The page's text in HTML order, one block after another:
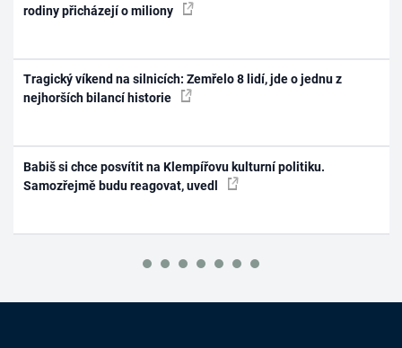
rodiny přicházejí o miliony
Tragický víkend na silnicích: Zemřelo 8 lidí, jde o jednu z
nejhorších bilancí historie
Babiš si chce posvítit na Klempířovu kulturní politiku.
Samozřejmě budu reagovat, uvedl